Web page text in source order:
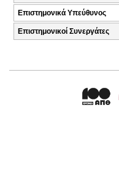
Επιστημονικά Υπεύθυνος
Επιστημονικοί Συνεργάτες